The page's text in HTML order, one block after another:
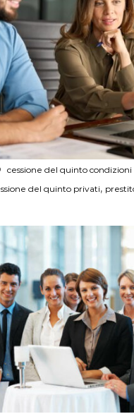
cessione del quinto
del quinto privati,